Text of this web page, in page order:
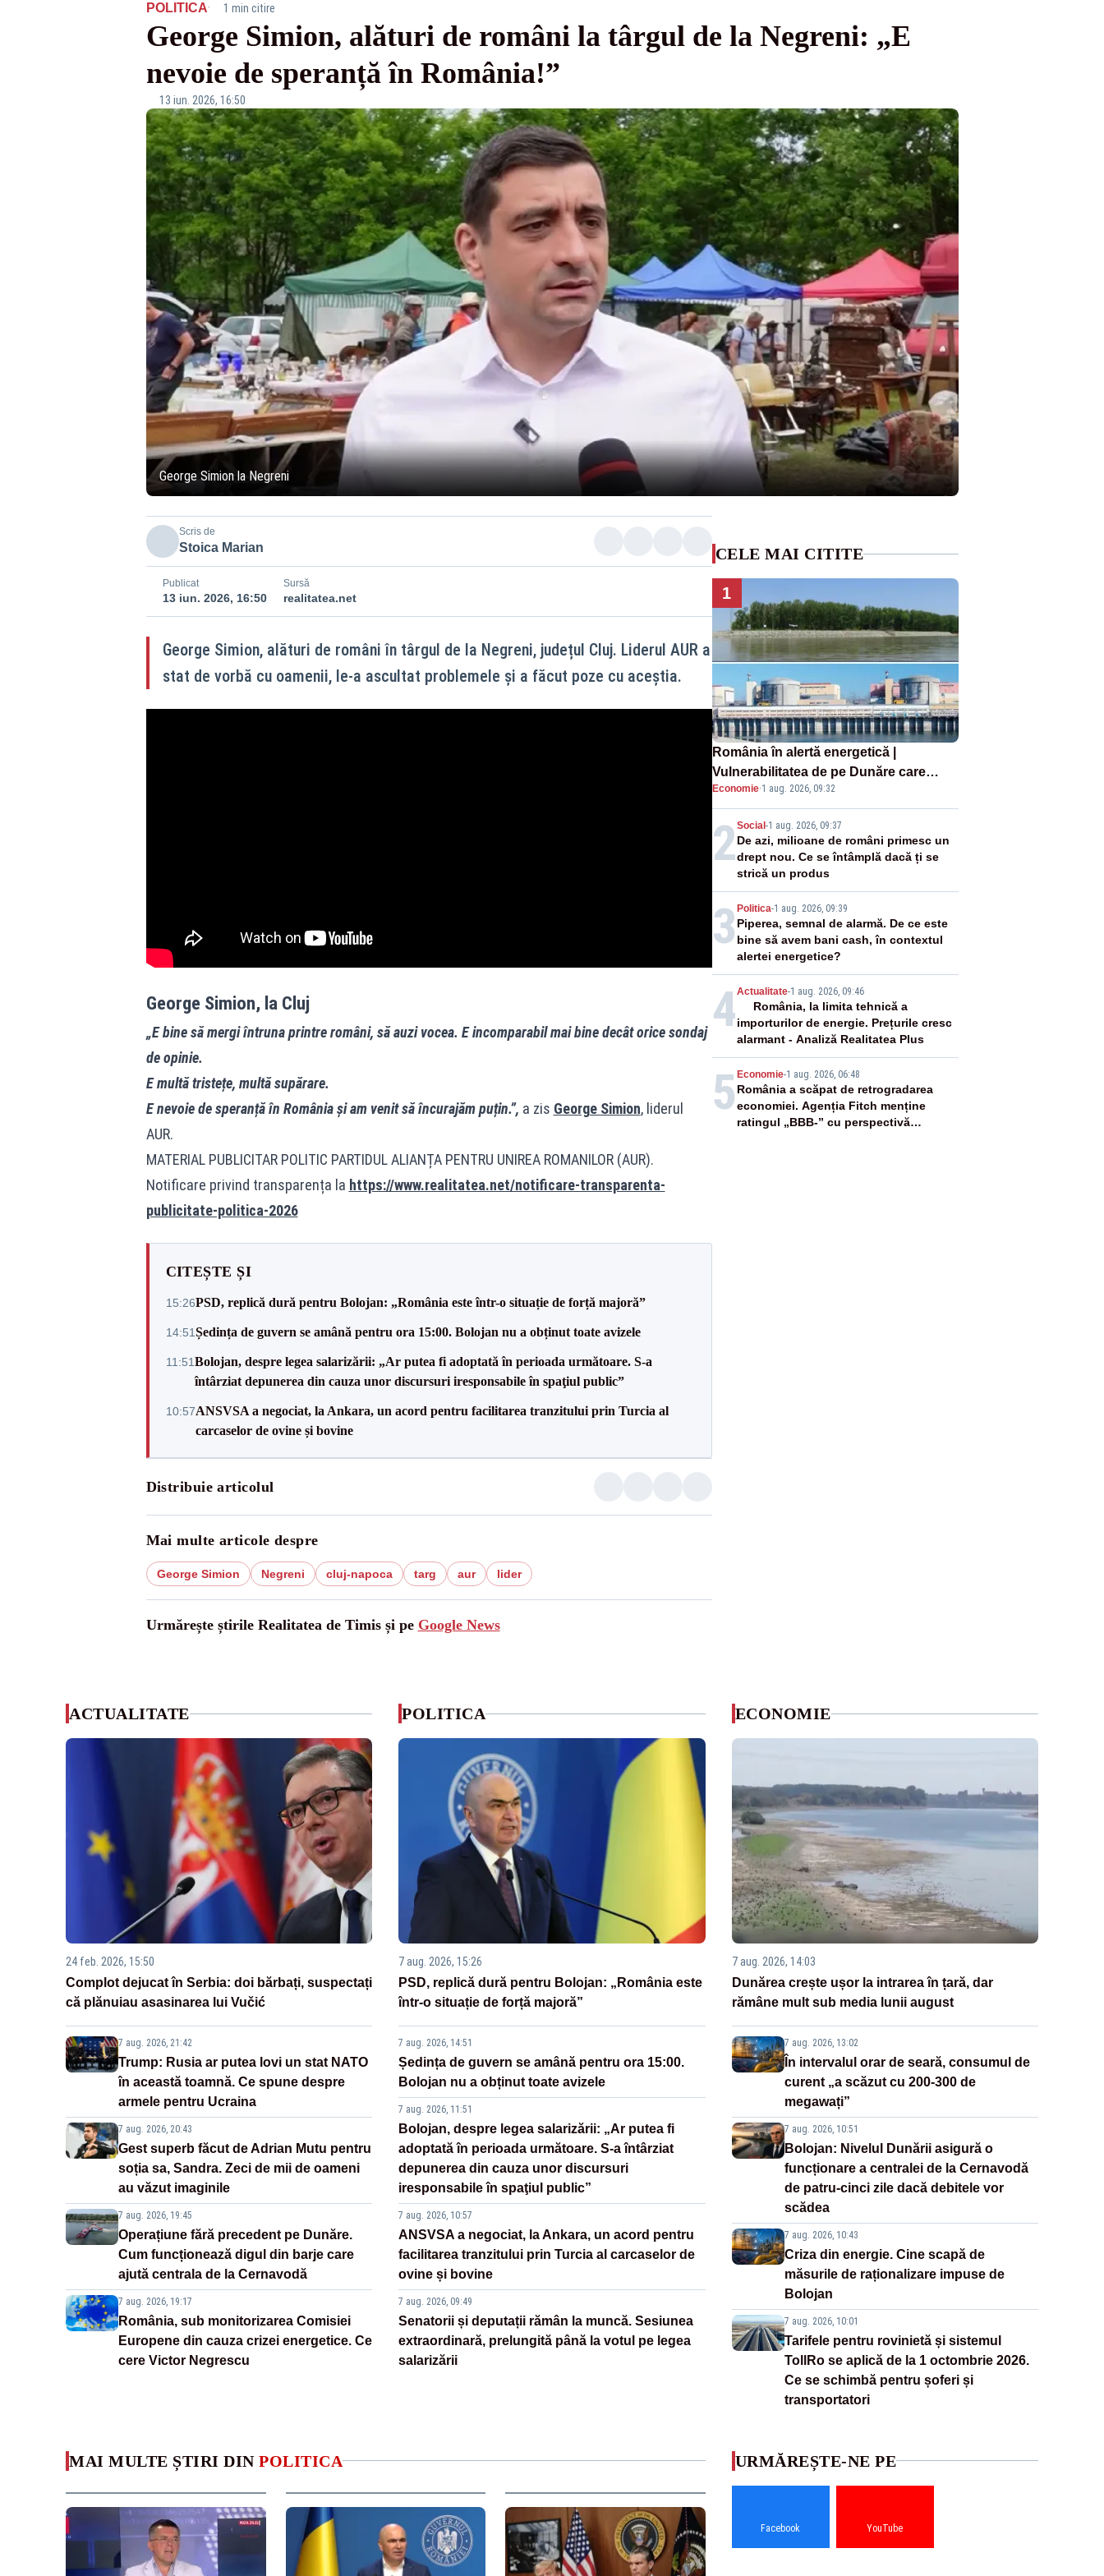
POLITICA· 1 min citire
George Simion, alături de români la târgul de la Negreni: „E
nevoie de speranță în România!”
13 iun. 2026, 16:50
George Simion la Negreni
Scris de
Stoica Marian
Publicat
13 iun. 2026, 16:50
Sursă
realitatea.net
George Simion, alături de români în târgul de la Negreni, județul Cluj. Liderul AUR a
stat de vorbă cu oamenii, le-a ascultat problemele și a făcut poze cu aceștia.
George Simion, la Cluj
„E bine să mergi întruna printre români, să auzi vocea. E incomparabil mai bine decât orice sondaj
de opinie.
E multă tristețe, multă supărare.
E nevoie de speranță în România și am venit să încurajăm puțin.”, a zis George Simion, liderul
AUR.
MATERIAL PUBLICITAR POLITIC PARTIDUL ALIANȚA PENTRU UNIREA ROMANILOR (AUR).
Notificare privind transparența la https://www.realitatea.net/notificare-transparenta-
publicitate-politica-2026
CITEȘTE ȘI
15:26PSD, replică dură pentru Bolojan: „România este într-o situație de forță majoră”
14:51Ședința de guvern se amână pentru ora 15:00. Bolojan nu a obținut toate avizele
11:51Bolojan, despre legea salarizării: „Ar putea fi adoptată în perioada următoare. S-a
întârziat depunerea din cauza unor discursuri iresponsabile în spaţiul public”
10:57ANSVSA a negociat, la Ankara, un acord pentru facilitarea tranzitului prin Turcia al
carcaselor de ovine și bovine
Distribuie articolul
Mai multe articole despre
George Simion Negreni cluj-napoca targ aur lider
Urmărește știrile Realitatea de Timis și pe Google News
CELE MAI CITITE
1
România în alertă energetică |
Vulnerabilitatea de pe Dunăre care
pune în pericol Centrala Cernavodă era
cunoscută de pe vremea lui Ceaușescu
Economie·1 aug. 2026, 09:32
2Social -1 aug. 2026, 09:37
De azi, milioane de români primesc un
drept nou. Ce se întâmplă dacă ți se
strică un produs
3 Politica-1 aug. 2026, 09:39
Piperea, semnal de alarmă. De ce este
bine să avem bani cash, în contextul
alertei energetice?
4Actualitate-1 aug. 2026, 09:46
România, la limita tehnică a
importurilor de energie. Prețurile cresc
alarmant - Analiză Realitatea Plus
5 Economie-1 aug. 2026, 06:48
România a scăpat de retrogradarea
economiei. Agenția Fitch menține
ratingul „BBB-” cu perspectivă
ACTUALITATE
24 feb. 2026, 15:50
Complot dejucat în Serbia: doi bărbați, suspectați
că plănuiau asasinarea lui Vučić
7 aug. 2026, 21:42
Trump: Rusia ar putea lovi un stat NATO
în această toamnă. Ce spune despre
armele pentru Ucraina
7 aug. 2026, 20:43
Gest superb făcut de Adrian Mutu pentru
soția sa, Sandra. Zeci de mii de oameni
au văzut imaginile
7 aug. 2026, 19:45
Operațiune fără precedent pe Dunăre.
Cum funcționează digul din barje care
ajută centrala de la Cernavodă
7 aug. 2026, 19:17
România, sub monitorizarea Comisiei
Europene din cauza crizei energetice. Ce
cere Victor Negrescu
POLITICA
7 aug. 2026, 15:26
PSD, replică dură pentru Bolojan: „România este
într-o situație de forță majoră”
7 aug. 2026, 14:51
Ședința de guvern se amână pentru ora 15:00.
Bolojan nu a obținut toate avizele
7 aug. 2026, 11:51
Bolojan, despre legea salarizării: „Ar putea fi
adoptată în perioada următoare. S-a întârziat
depunerea din cauza unor discursuri
iresponsabile în spaţiul public”
7 aug. 2026, 10:57
ANSVSA a negociat, la Ankara, un acord pentru
facilitarea tranzitului prin Turcia al carcaselor de
ovine și bovine
7 aug. 2026, 09:49
Senatorii și deputații rămân la muncă. Sesiunea
extraordinară, prelungită până la votul pe legea
salarizării
ECONOMIE
7 aug. 2026, 14:03
Dunărea crește ușor la intrarea în țară, dar
rămâne mult sub media lunii august
7 aug. 2026, 13:02
În intervalul orar de seară, consumul de
curent „a scăzut cu 200-300 de
megawați”
7 aug. 2026, 10:51
Bolojan: Nivelul Dunării asigură o
funcționare a centralei de la Cernavodă
de patru-cinci zile dacă debitele vor
scădea
7 aug. 2026, 10:43
Criza din energie. Cine scapă de
măsurile de raționalizare impuse de
Bolojan
7 aug. 2026, 10:01
Tarifele pentru rovinietă și sistemul
TollRo se aplică de la 1 octombrie 2026.
Ce se schimbă pentru șoferi și
transportatori
MAI MULTE ȘTIRI DIN POLITICA URMĂREȘTE-NE PE
Facebook YouTube